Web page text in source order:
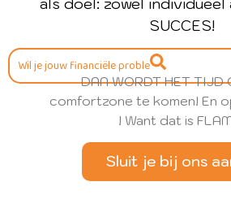
SUCCES!
Wiljejouwfnanciëleproblemen
DAN WORDT HET TIJD
comfortzone te komen! En
! Want dat is
Sluit je bij ons